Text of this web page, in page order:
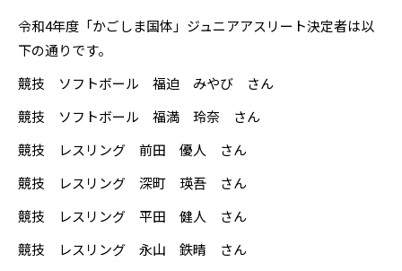
令和4年度「かごしま国体」ジュニアアスリート決定者は以
下の通りです。
競技 ソフトボール 福迫 みやび さん
競技 ソフトボール 福満 玲奈 さん
競技 レスリング 前田 優人 さん
競技 レスリング 深町 瑛吾 さん
競技 レスリング 平田 健人 さん
競技 レスリング 永山 鉄晴 さん